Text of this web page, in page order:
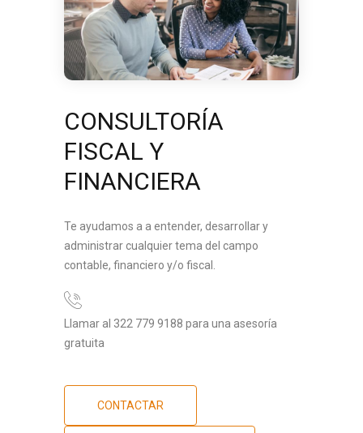
CONSULTORÍA
FISCAL Y
FINANCIERA
Te ayudamos a a entender, desarrollar y
administrar cualquier tema del campo
contable, financiero y/o fiscal.
Llamar al 322 779 9188 para una asesoría
gratuita
CONTACTAR